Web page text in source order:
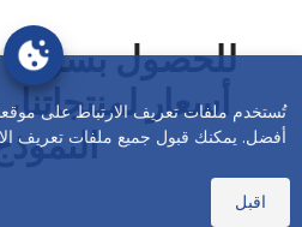
تُستخدم ملفات تعريف الارتباط على
أفضل. يمكنك قبول جميع ملفات تعريف
اقبل
للحصول
أسعار